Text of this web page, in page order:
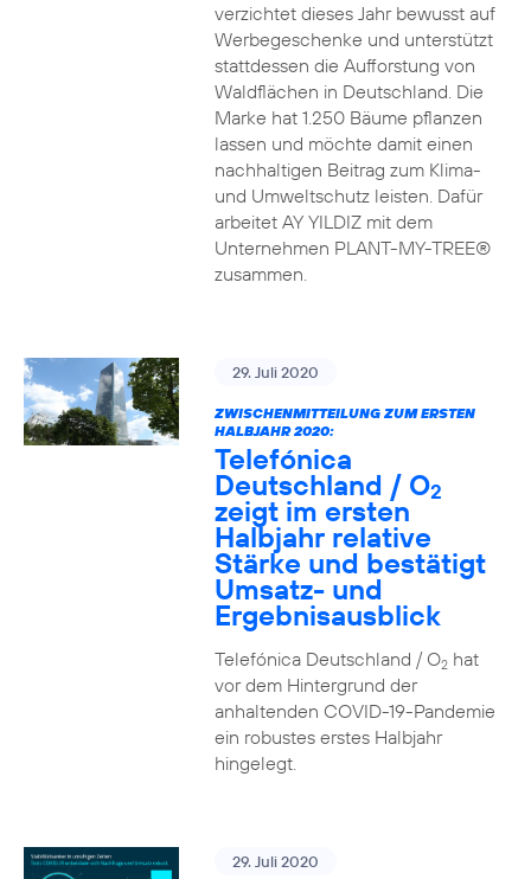
verzichtet dieses Jahr bewusst auf
Werbegeschenke und unterstützt
stattdessen die Aufforstung von
Waldflächen in Deutschland. Die
Marke hat 1.250 Bäume pflanzen
lassen und möchte damit einen
nachhaltigen Beitrag zum Klima-
und Umweltschutz leisten. Dafür
arbeitet AY YILDIZ mit dem
Unternehmen PLANT-MY-TREE®
zusammen.
29. Juli 2020
ZWISCHENMITTEILUNG ZUM ERSTEN
HALBJAHR 2020:
Telefónica
Deutschland / O2
zeigt im ersten
Halbjahr relative
Stärke und bestätigt
Umsatz- und
Ergebnisausblick
Telefónica Deutschland / O2hat
vor dem Hintergrund der
anhaltenden COVID-19-Pandemie
ein robustes erstes Halbjahr
hingelegt.
29. Juli 2020